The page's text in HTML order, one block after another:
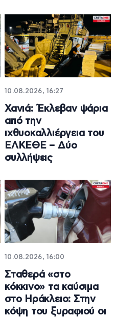
10.08.2026, 16:27
Χανιά: Έκλεβαν ψάρια
από την
ιχθυοκαλλιέργεια του
ΕΛΚΕΘΕ – Δύο
συλλήψεις
10.08.2026, 16:00
Σταθερά «στο
κόκκινο» τα καύσιμα
στο Ηράκλειο: Στην
κόψη του ξυραφιού οι